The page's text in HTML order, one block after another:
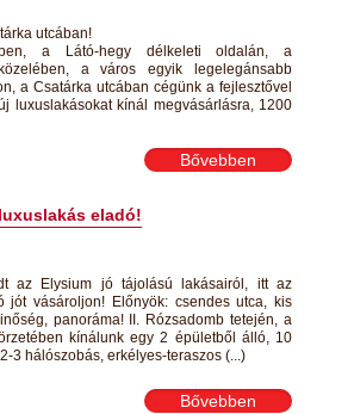
utcában!
a Látó-hegy délkeleti oldalán, a
a város egyik legelegánsabb
a Csatárka utcában cégünk a fejlesztővel
luxuslakásokat kínál megvásárlásra, 1200
Bővebben
eladó!
az Elysium jó tájolású lakásairól, itt az
jót vásároljon! Előnyök: csendes utca, kis
panoráma! II. Rózsadomb tetején, a
kínálunk egy 2 épületből álló, 10
3 hálószobás, erkélyes-teraszos (...)
Bővebben